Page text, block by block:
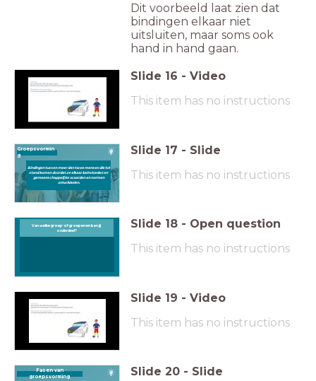
Dit voorbeeld laat zien dat
bindingen elkaar niet
uitsluiten, maar soms ook
hand in hand gaan.
Slide 16 - Video
This item has no instructions
Groepsvormin
g
Bindingen tussen meer dan twee mensen die tot
stand komen doordat ze elkaar beïnvloeden en
gemeenschappelijke waarden en normen
ontwikkelen.
Slide 17 - Slide
This item has no instructions
Van welke groep of groepen en ben jij
onderdeel?
Slide 18 - Open question
This item has no instructions
Slide 19 - Video
This item has no instructions
Fasen van
groepsvorming
Slide 20 - Slide